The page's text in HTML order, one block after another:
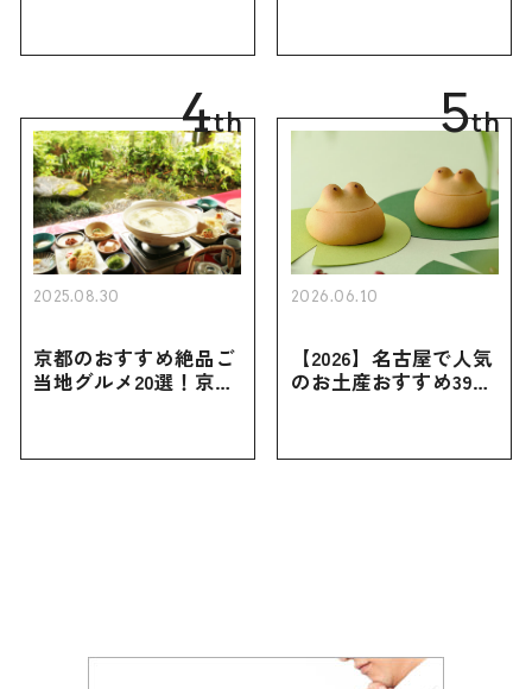
買えない限定品、女性
き用、女性向けまで幅
4th
2025.08.30
京都のおすすめ絶品ご
当地グルメ20選！京都
5th
2026.06.10
【2026】名古屋で人気
のお土産おすすめ39選
お土産・ばらまき用ま